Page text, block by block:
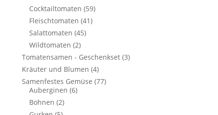
Cocktailtomaten (59)
Fleischtomaten (41)
Salattomaten (45)
Wildtomaten (2)
Tomatensamen - Geschenkset (3)
Kräuter und Blumen (4)
Samenfestes Gemüse (77)
Auberginen (6)
Bohnen (2)